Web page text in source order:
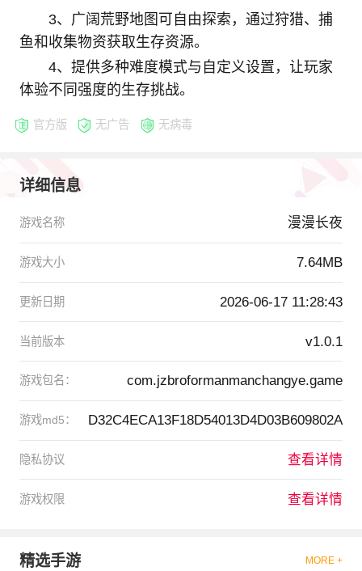
3、广阔荒野地图可自由探索，通过狩猎、捕
鱼和收集物资获取生存资源。
4、提供多种难度模式与自定义设置，让玩家
体验不同强度的生存挑战。
官方版 无广告 无病毒
详细信息
游戏名称 漫漫长夜
游戏大小 7.64MB
更新日期 2026-06-17 11:28:43
当前版本 v1.0.1
游戏包名： com.jzbroformanmanchangye.game
游戏md5： D32C4ECA13F18D54013D4D03B609802A
隐私协议 查看详情
游戏权限 查看详情
精选手游 MORE +